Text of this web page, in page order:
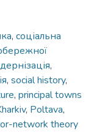
, соціальна
,
, social history,
, principal towns
, Poltava,
network theory